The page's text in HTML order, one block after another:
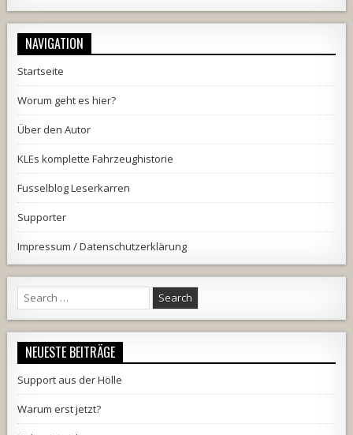
NAVIGATION
Startseite
Worum geht es hier?
Über den Autor
KLEs komplette Fahrzeughistorie
Fusselblog Leserkarren
Supporter
Impressum / Datenschutzerklärung
Search
for:
NEUESTE BEITRÄGE
Support aus der Hölle
Warum erst jetzt?